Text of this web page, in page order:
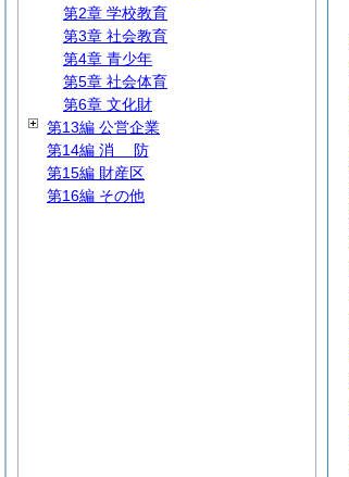
第2章 学校教育
第3章 社会教育
第4章 青少年
第5章 社会体育
第6章 文化財
第13編 公営企業
第14編 消 防
第15編 財産区
第16編 その他